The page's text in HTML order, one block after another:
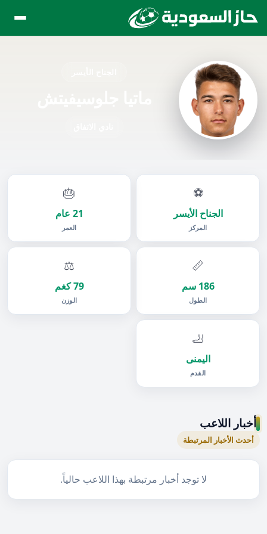
⚽
الجناح الأيسر
المركز
🎂
21 عام
العمر
📏
186 سم
الطول
⚖️
79 كغم
الوزن
🦶
اليمنى
القدم
أخبار اللاعب
أحدث الأخبار المرتبطة
لا توجد أخبار مرتبطة بهذا اللاعب حالياً.